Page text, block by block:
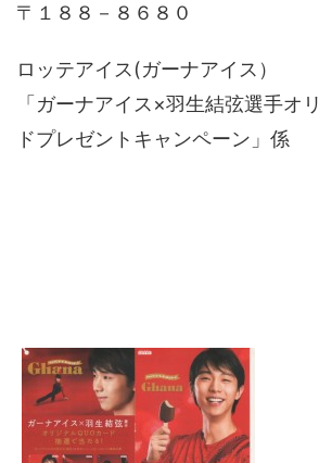
〒１８８－８６８０
ロッテアイス(ガーナアイス）
「ガーナアイス×羽生結弦選手オ
ドプレゼントキャンペーン」係